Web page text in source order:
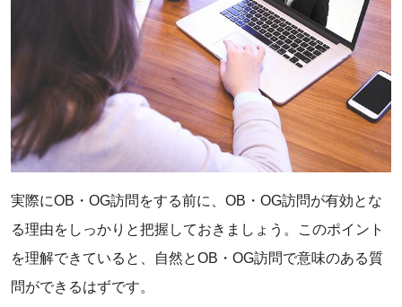
実際にOB・OG訪問をする前に、OB・OG訪問が有効とな
る理由をしっかりと把握しておきましょう。このポイント
を理解できていると、自然とOB・OG訪問で意味のある質
問ができるはずです。